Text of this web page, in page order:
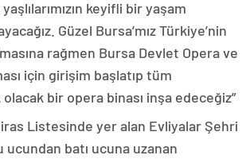
keyifli bir yaşam
Güzel Bursa’mız Türkiye’nin
rağmen Bursa Devlet Opera ve
için girişim başlatıp tüm
bir opera binası inşa edeceğiz”
Listesinde yer alan Evliyalar Şehri
ucundan batı ucuna uzanan